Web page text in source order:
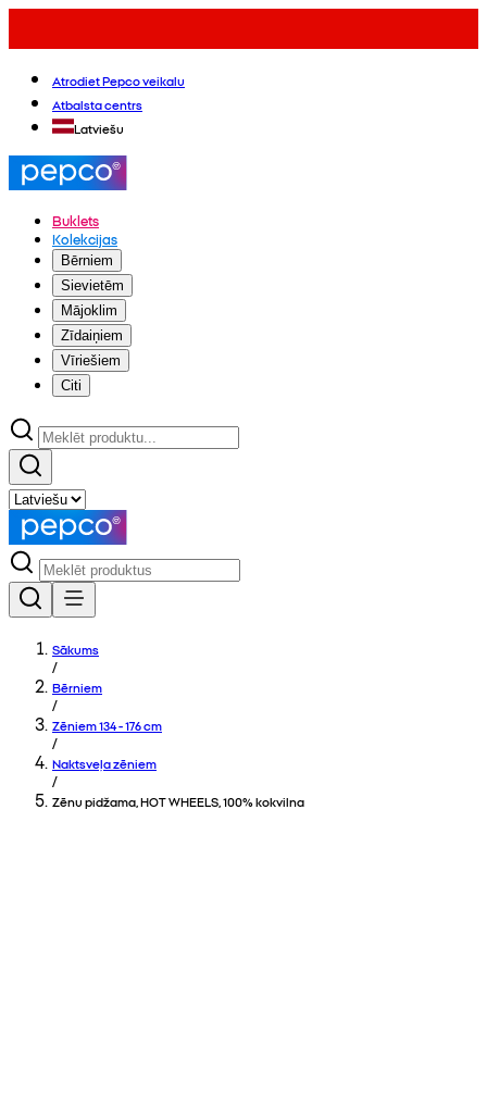
Atrodiet Pepco veikalu
Atbalsta centrs
Latviešu
Buklets
Kolekcijas
Bērniem
Sievietēm
Mājoklim
Zīdaiņiem
Vīriešiem
Citi
Sākums
/
Bērniem
/
Zēniem 134 - 176 cm
/
Naktsveļa zēniem
/
Zēnu pidžama, HOT WHEELS, 100% kokvilna